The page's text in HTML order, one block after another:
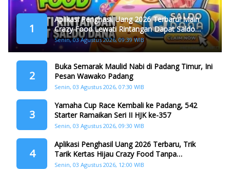
1
Aplikasi Penghasil Uang 2026 Terbaru! Main
Crazy Food Lewati Rintangan Dapat Saldo
Dana
Senin, 03 Agustus 2026, 09:39 WIB
2
Buka Semarak Maulid Nabi di Padang Timur, Ini
Pesan Wawako Padang
Senin, 03 Agustus 2026, 07:30 WIB
3
Yamaha Cup Race Kembali ke Padang, 542
Starter Ramaikan Seri II HJK ke-357
Senin, 03 Agustus 2026, 09:30 WIB
4
Aplikasi Penghasil Uang 2026 Terbaru, Trik
Tarik Kertas Hijau Crazy Food Tanpa
Penggandaan
Senin, 03 Agustus 2026, 12:00 WIB